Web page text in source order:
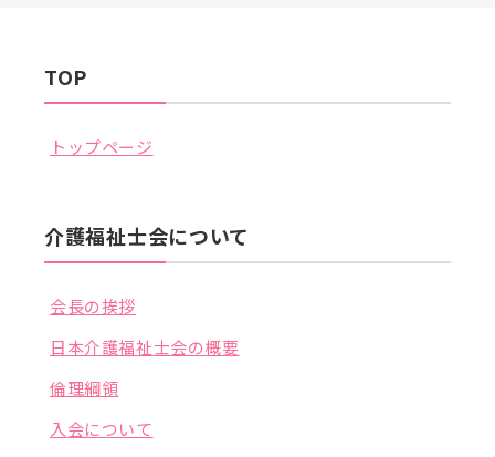
TOP
トップページ
介護福祉士会について
会長の挨拶
日本介護福祉士会の概要
倫理綱領
入会について